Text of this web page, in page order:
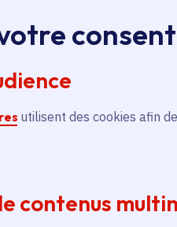
utilisent des cookies afin
contenus